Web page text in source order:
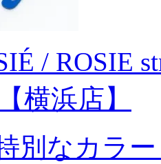
/ ROSIE
横浜店】
別なカラ